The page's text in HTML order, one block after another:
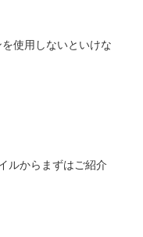
使用しないといけな
ルからまずはご紹介